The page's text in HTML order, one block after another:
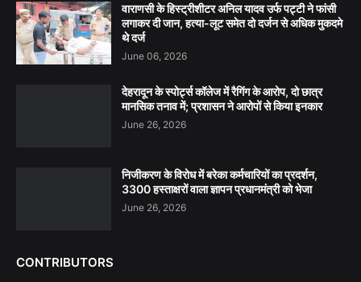
वाराणसी के हिस्ट्रीशीटर अनिल यादव उर्फ पट्टी ने फांसी
लगाकर दी जान, हत्या-लूट समेत दो दर्जन से अधिक मुकदमे
थे दर्ज
June 06, 2026
देहरादून के स्पोर्ट्स कॉलेज में रैगिंग के आरोप, दो छात्र
मानसिक तनाव में; प्रशासन ने आरोपों से किया इनकार
June 26, 2026
निजीकरण के विरोध में बरेका कर्मचारियों का प्रदर्शन,
3300 हस्ताक्षरों वाला ज्ञापन प्रधानमंत्री को भेजा
June 26, 2026
CONTRIBUTORS